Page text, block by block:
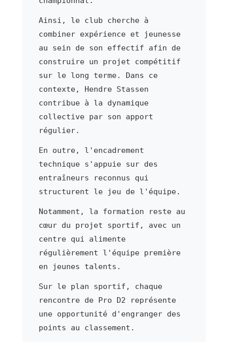
Ainsi, le club cherche à
combiner expérience et jeunesse
au sein de son effectif afin de
construire un projet compétitif
sur le long terme. Dans ce
contexte, Hendre Stassen
contribue à la dynamique
collective par son apport
régulier.
En outre, l'encadrement
technique s'appuie sur des
entraîneurs reconnus qui
structurent le jeu de l'équipe.
Notamment, la formation reste au
cœur du projet sportif, avec un
centre qui alimente
régulièrement l'équipe première
en jeunes talents.
Sur le plan sportif, chaque
rencontre de Pro D2 représente
une opportunité d'engranger des
points au classement.